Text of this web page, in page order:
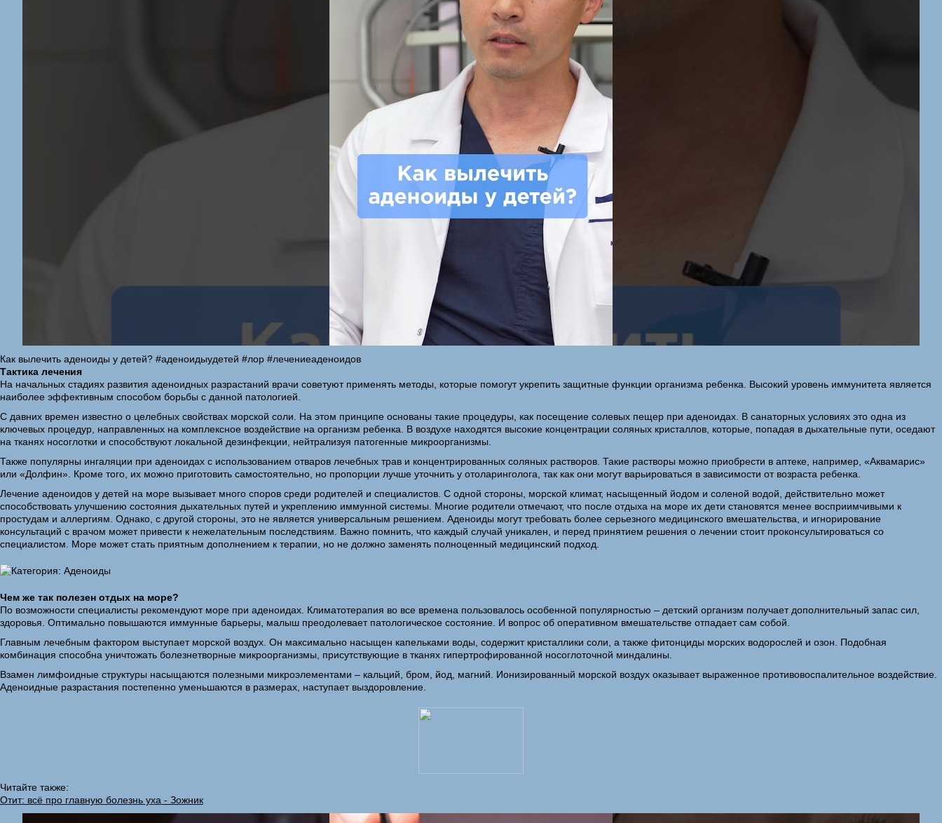
Как вылечить аденоиды у детей? #аденоидыудетей #лор #лечениеаденоидов
Тактика лечения
На начальных стадиях развития аденоидных разрастаний врачи советуют применять методы, которые помогут укрепить защитные функции организма ребенка. Высокий уровень иммунитета является
наиболее эффективным способом борьбы с данной патологией.
С давних времен известно о целебных свойствах морской соли. На этом принципе основаны такие процедуры, как посещение солевых пещер при аденоидах. В санаторных условиях это одна из
ключевых процедур, направленных на комплексное воздействие на организм ребенка. В воздухе находятся высокие концентрации соляных кристаллов, которые, попадая в дыхательные пути, оседают
на тканях носоглотки и способствуют локальной дезинфекции, нейтрализуя патогенные микроорганизмы.
Также популярны ингаляции при аденоидах с использованием отваров лечебных трав и концентрированных соляных растворов. Такие растворы можно приобрести в аптеке, например, «Аквамарис»
или «Долфин». Кроме того, их можно приготовить самостоятельно, но пропорции лучше уточнить у отоларинголога, так как они могут варьироваться в зависимости от возраста ребенка.
Лечение аденоидов у детей на море вызывает много споров среди родителей и специалистов. С одной стороны, морской климат, насыщенный йодом и соленой водой, действительно может
способствовать улучшению состояния дыхательных путей и укреплению иммунной системы. Многие родители отмечают, что после отдыха на море их дети становятся менее восприимчивыми к
простудам и аллергиям. Однако, с другой стороны, это не является универсальным решением. Аденоиды могут требовать более серьезного медицинского вмешательства, и игнорирование
консультаций с врачом может привести к нежелательным последствиям. Важно помнить, что каждый случай уникален, и перед принятием решения о лечении стоит проконсультироваться со
специалистом. Море может стать приятным дополнением к терапии, но не должно заменять полноценный медицинский подход.
Чем же так полезен отдых на море?
По возможности специалисты рекомендуют море при аденоидах. Климатотерапия во все времена пользовалось особенной популярностью – детский организм получает дополнительный запас сил,
здоровья. Оптимально повышаются иммунные барьеры, малыш преодолевает патологическое состояние. И вопрос об оперативном вмешательстве отпадает сам собой.
Главным лечебным фактором выступает морской воздух. Он максимально насыщен капельками воды, содержит кристаллики соли, а также фитонциды морских водорослей и озон. Подобная
комбинация способна уничтожать болезнетворные микроорганизмы, присутствующие в тканях гипертрофированной носоглоточной миндалины.
Взамен лимфоидные структуры насыщаются полезными микроэлементами – кальций, бром, йод, магний. Ионизированный морской воздух оказывает выраженное противовоспалительное воздействие.
Аденоидные разрастания постепенно уменьшаются в размерах, наступает выздоровление.
Читайте также:
Отит: всё про главную болезнь уха - Зожник